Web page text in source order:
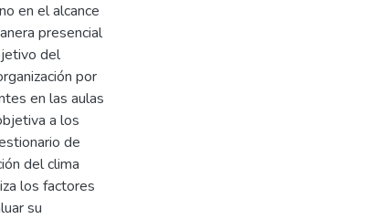
en el alcance
presencial
del
por
en las aulas
a los
de
del clima
los factores
su